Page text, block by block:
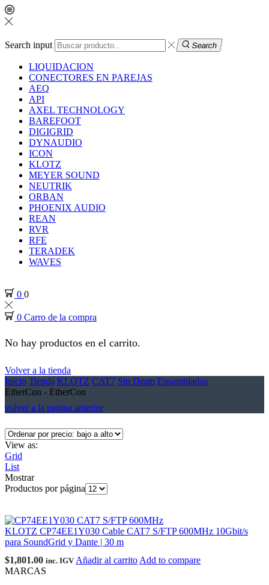
Search input Search
LIQUIDACION
CONECTORES EN PAREJAS
AEQ
API
AXEL TECHNOLOGY
BAREFOOT
DIGIGRID
DYNAUDIO
ICON
KLOTZ
MEYER SOUND
NEUTRIK
ORBAN
PHOENIX AUDIO
REAN
RVR
RFE
TERADEK
WAVES
0 0
0 Carro de la compra
No hay productos en el carrito.
Volver a la tienda
Inicio Tienda KLOTZ CAT7 Sin Drum Ensamblados
EtherCon - EtherCon
volver a la pagina anterior
View as:
Grid
List
Mostrar
Productos por página
KLOTZ CP74EE1Y030 Cable CAT7 S/FTP 600MHz 10Gbit/s
para SoundGrid y Dante | 30 m
$1,801.00 inc. IGV Añadir al carrito Add to compare
MARCAS